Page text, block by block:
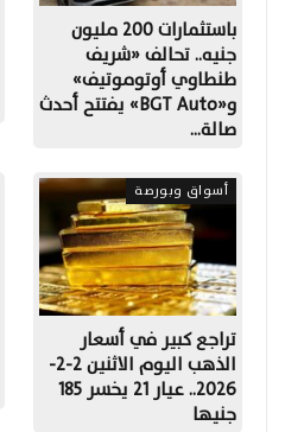
باستثمارات 200 مليون
جنيه.. تحالف «شريف
طنطاوي أوتوموتيف»
و«BGT Auto» يفتتح أحدث
صالة…
أسواق وبورصة
تراجع كبير في أسعار
الذهب اليوم الاثنين 2-2-
2026.. عيار 21 يخسر 185
جنيها